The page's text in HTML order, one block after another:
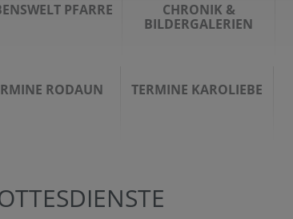
PFARRE
CHRONIK &
BILDERGALERIEN
RODAUN TERMINE KAROLIEBE